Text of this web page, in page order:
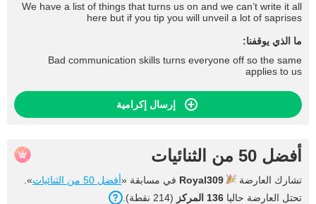
We have a list of things that turns us on and we can’t write it all
here but if you tip you will unveil a lot of saprises
ما الذي يوقفنا:
Bad communication skills turns everyone off so the same
applies to us
إرسال إكرامية
أفضل 50 من الثنائيات
تشارك العارضة Royal309 في مسابقة «أفضل 50 من الثنائيات
».
تحتل العارضة حاليا 136 المركز (214 نقطة).